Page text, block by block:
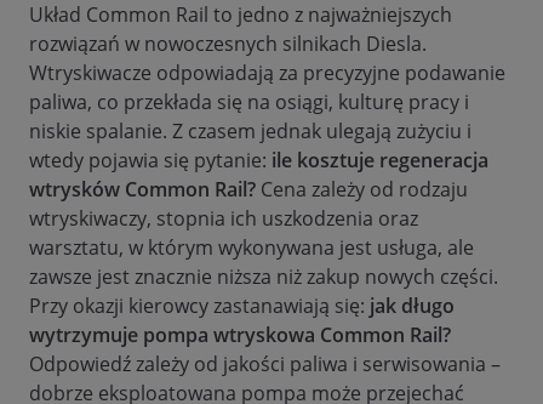
Układ Common Rail to jedno z najważniejszych
rozwiązań w nowoczesnych silnikach Diesla.
Wtryskiwacze odpowiadają za precyzyjne podawanie
paliwa, co przekłada się na osiągi, kulturę pracy i
niskie spalanie. Z czasem jednak ulegają zużyciu i
wtedy pojawia się pytanie: ile kosztuje regeneracja
wtrysków Common Rail? Cena zależy od rodzaju
wtryskiwaczy, stopnia ich uszkodzenia oraz
warsztatu, w którym wykonywana jest usługa, ale
zawsze jest znacznie niższa niż zakup nowych części.
Przy okazji kierowcy zastanawiają się: jak długo
wytrzymuje pompa wtryskowa Common Rail?
Odpowiedź zależy od jakości paliwa i serwisowania –
dobrze eksploatowana pompa może przejechać